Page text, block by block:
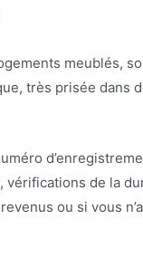
meublés,
très prisée dans
de la
ou si vous